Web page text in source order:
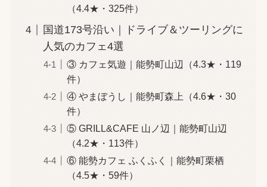
（4.4★・325件）
国道173号沿い｜ドライブ＆ツーリングに
人気のカフェ4選
③ カフェ気遊｜能勢町山辺（4.3★・119
件）
④ やまぼうし｜能勢町森上（4.6★・30
件）
⑤ GRILL&CAFE 山ノ辺｜能勢町山辺
（4.2★・113件）
⑥ 能勢カフェ ふくふく｜能勢町栗栖
（4.5★・59件）